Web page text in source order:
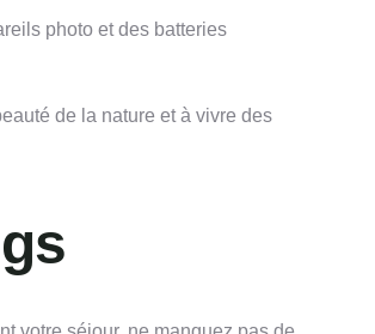
photo et des batteries
de la nature et à vivre des